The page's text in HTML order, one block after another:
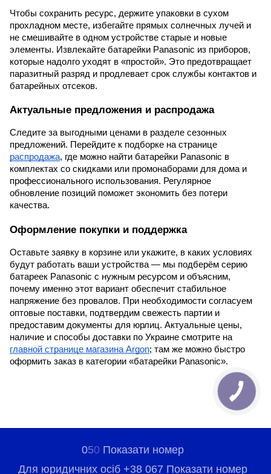
Чтобы сохранить ресурс, держите упаковки в сухом
прохладном месте, избегайте прямых солнечных лучей и
не смешивайте в одном устройстве старые и новые
элементы. Извлекайте батарейки Panasonic из приборов,
которые надолго уходят в «простой». Это предотвращает
паразитный разряд и продлевает срок службы контактов и
батарейных отсеков.
Актуальные предложения и распродажа
Следите за выгодными ценами в разделе сезонных
предложений. Перейдите к подборке на странице
распродажа, где можно найти батарейки Panasonic в
комплектах со скидками или промонаборами для дома и
профессионального использования. Регулярное
обновление позиций поможет экономить без потери
качества.
Оформление покупки и поддержка
Оставьте заявку в корзине или укажите, в каких условиях
будут работать ваши устройства — мы подберём серию
батареек Panasonic с нужным ресурсом и объясним,
почему именно этот вариант обеспечит стабильное
напряжение без провалов. При необходимости согласуем
оптовые поставки, подтвердим свежесть партии и
предоставим документы для юрлиц. Актуальные цены,
наличие и способы доставки по Украине смотрите на
главной странице магазина Argon; там же можно быстро
оформить заказ в категории «батарейки Panasonic».
050 Показати номер
Для юридичних осіб +38 067 Показати номер